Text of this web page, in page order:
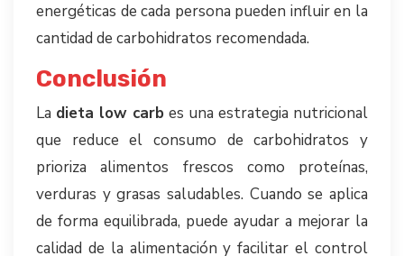
energéticas de cada persona pueden influir en la
cantidad de carbohidratos recomendada.
Conclusión
La dieta low carb es una estrategia nutricional
que reduce el consumo de carbohidratos y
prioriza alimentos frescos como proteínas,
verduras y grasas saludables. Cuando se aplica
de forma equilibrada, puede ayudar a mejorar la
calidad de la alimentación y facilitar el control